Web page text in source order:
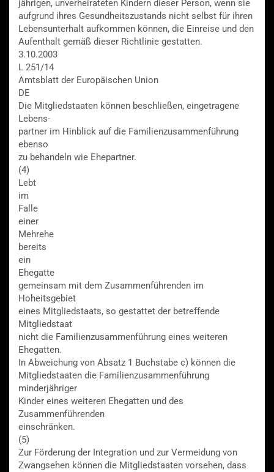
jährigen, unverheirateten Kindern dieser Person, wenn sie
aufgrund ihres Gesundheitszustands nicht selbst für ihren
Lebensunterhalt aufkommen können, die Einreise und den
Aufenthalt gemäß dieser Richtlinie gestatten.
3.10.2003
L 251/14
Amtsblatt der Europäischen Union
DE
Die Mitgliedstaaten können beschließen, eingetragene
Lebens-
partner im Hinblick auf die Familienzusammenführung
ebenso
zu behandeln wie Ehepartner.
(4)
Lebt
im
Falle
einer
Mehrehe
bereits
ein
Ehegatte
gemeinsam mit dem Zusammenführenden im
Hoheitsgebiet
eines Mitgliedstaats, so gestattet der betreffende
Mitgliedstaat
nicht die Familienzusammenführung eines weiteren
Ehegatten.
In Abweichung von Absatz 1 Buchstabe c) können die
Mitgliedstaaten die Familienzusammenführung
minderjähriger
Kinder eines weiteren Ehegatten und des
Zusammenführenden
einschränken.
(5)
Zur Förderung der Integration und zur Vermeidung von
Zwangsehen können die Mitgliedstaaten vorsehen, dass